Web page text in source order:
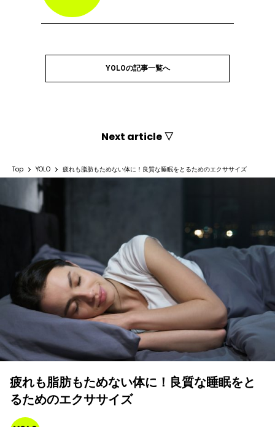
YOLOの記事一覧へ
Next article ▽
Top YOLO 疲れも脂肪もためない体に！良質な睡眠をとるためのエクササイズ
疲れも脂肪もためない体に！良質な睡眠をと
るためのエクササイズ